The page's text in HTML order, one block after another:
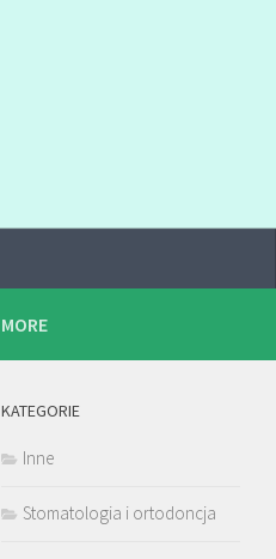
MORE
KATEGORIE
Inne
Stomatologia i ortodoncja